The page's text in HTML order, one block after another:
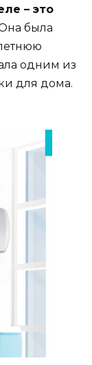
– это
была
одним из
для дома.